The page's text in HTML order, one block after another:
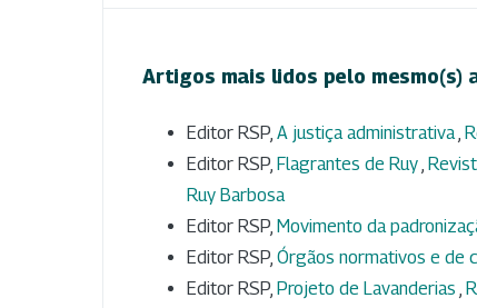
Artigos mais lidos pelo mesmo(s)
Editor RSP, A justiça administrativa,
Editor RSP, Flagrantes de Ruy,
Ruy Barbosa
Editor RSP, Movimento da
Editor RSP, Órgãos normativos e de
Editor RSP, Projeto de Lavanderias ,